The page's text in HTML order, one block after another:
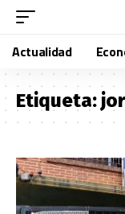
Actualidad
Etiqueta: